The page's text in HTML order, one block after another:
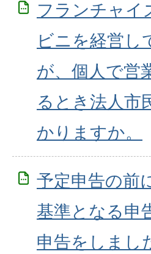
フランチャイ
ビニを経営し
が、個人で営
るとき法人市
かりますか。
予定申告の前
基準となる申
申告をしまし